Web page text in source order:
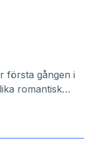
första gången i
romantisk…